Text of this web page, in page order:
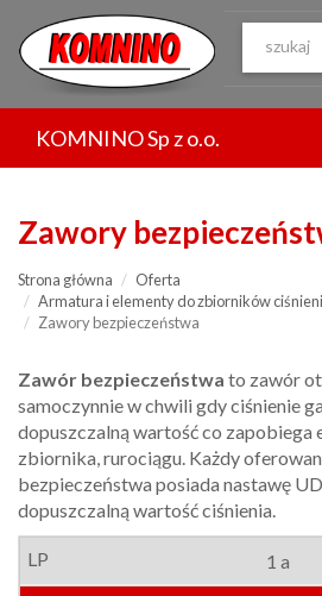
treści
KOMNINO Sp z o.o.
Zawory
Strona główna
Oferta
Armatura i elementy do zbiorników
Zawory bezpieczeństwa
Zawór bezpieczeństwa to zawór
samoczynnie w chwili gdyciśnienie
dopuszczalną wartość co zapobiega
zbiornika, rurociągu. Każdy
bezpieczeństwa posiada nastawę
dopuszczalną wartość ciśnienia.
1 a